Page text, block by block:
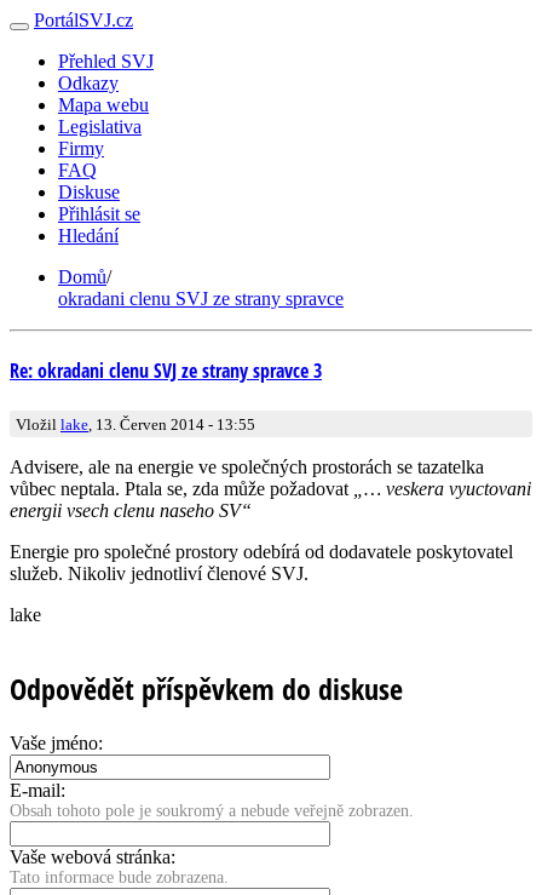
PortálSVJ.cz
Přehled SVJ
Odkazy
Mapa webu
Legislativa
Firmy
FAQ
Diskuse
Přihlásit se
Hledání
Domů/
okradani clenu SVJ ze strany spravce
Re: okradani clenu SVJ ze strany spravce 3
Vložil lake , 13. Červen 2014 - 13:55
Advisere, ale na energie ve společných prostorách se tazatelka
vůbec neptala. Ptala se, zda může požadovat
„… veskera vyuctovani
energii vsech clenu naseho SV“
Energie pro společné prostory odebírá od dodavatele poskytovatel
služeb. Nikoliv jednotliví členové SVJ.
lake
Odpovědět příspěvkem do diskuse
Vaše jméno:
E-mail:
Obsah tohoto pole je soukromý a nebude veřejně zobrazen.
Vaše webová stránka:
Tato informace bude zobrazena.